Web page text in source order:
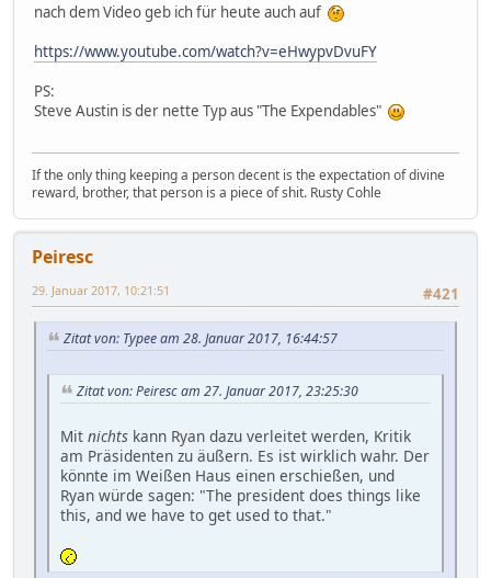
nach dem Video geb ich für heute auch auf
https://www.youtube.com/watch?v=eHwypvDvuFY
PS:
Steve Austin is der nette Typ aus "The Expendables"
If the only thing keeping a person decent is the expectation of divine
reward, brother, that person is a piece of shit. Rusty Cohle
Peiresc
#421
29. Januar 2017, 10:21:51
Zitat von: Typee am 28. Januar 2017, 16:44:57
Zitat von: Peiresc am 27. Januar 2017, 23:25:30
Mit nichts kann Ryan dazu verleitet werden, Kritik
am Präsidenten zu äußern. Es ist wirklich wahr. Der
könnte im Weißen Haus einen erschießen, und
Ryan würde sagen: "The president does things like
this, and we have to get used to that."